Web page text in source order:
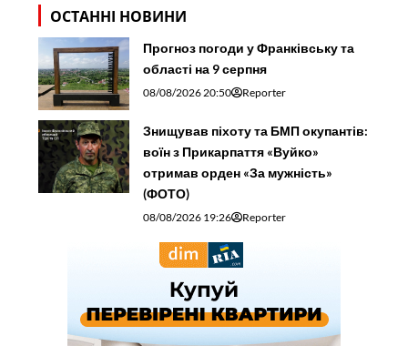
ОСТАННІ НОВИНИ
Прогноз погоди у Франківську та
області на 9 серпня
08/08/2026 20:50 Reporter
Знищував піхоту та БМП окупантів:
воїн з Прикарпаття «Вуйко»
отримав орден «За мужність»
(ФОТО)
08/08/2026 19:26 Reporter